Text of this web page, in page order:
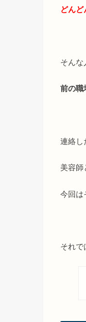
どんど
そんな
前の職
連絡し
美容師
今回は
それで